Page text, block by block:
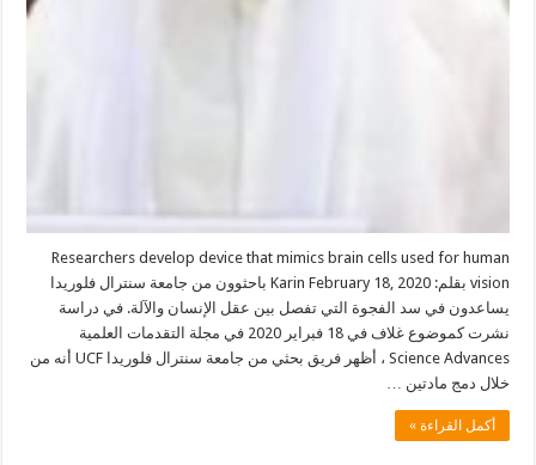
Researchers develop device that mimics brain cells used for human
vision بقلم: Karin February 18, 2020 باحثوون من جامعة سنترال فلوريدا
يساعدون في سد الفجوة التي تفصل بين عقل الإنسان والآلة. في دراسة
نشرت كموضوع غلاف في 18 فبراير 2020 في مجلة التقدمات العلمية
Science Advances ، أظهر فريق بحثي من جامعة سنترال فلوريدا UCF أنه من
خلال دمج مادتين …
أكمل القراءة »